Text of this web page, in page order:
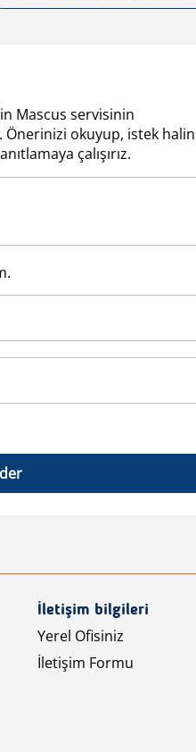
Mascus servisinin
okuyup, istek
çalışırız.
İletişim bilgileri
Yerel Ofisiniz
İletişim Formu